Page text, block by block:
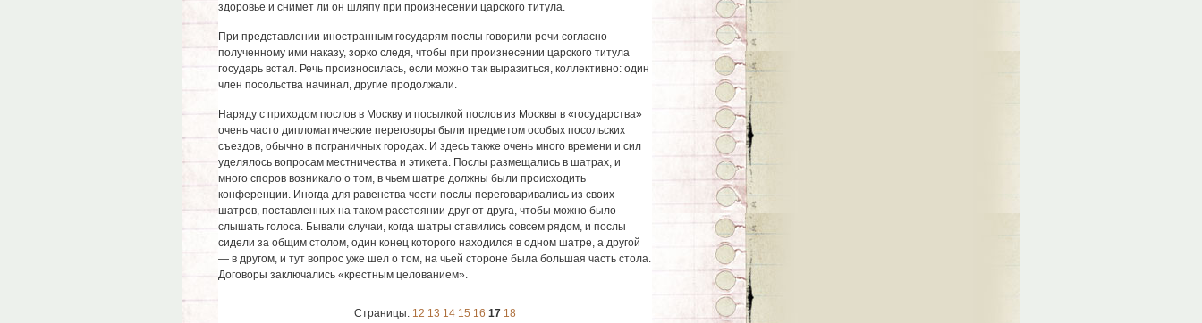
здоровье и снимет ли он шляпу при произнесении царского титула.
При представлении иностранным государям послы говорили речи согласно
полученному ими наказу, зорко следя, чтобы при произнесении царского титула
государь встал. Речь произносилась, если можно так выразиться, коллективно: один
член посольства начинал, другие продолжали.
Наряду с приходом послов в Москву и посылкой послов из Москвы в «государства»
очень часто дипломатические переговоры были предметом особых посольских
съездов, обычно в пограничных городах. И здесь также очень много времени и сил
уделялось вопросам местничества и этикета. Послы размещались в шатрах, и
много споров возникало о том, в чьем шатре должны были происходить
конференции. Иногда для равенства чести послы переговаривались из своих
шатров, поставленных на таком расстоянии друг от друга, чтобы можно было
слышать голоса. Бывали случаи, когда шатры ставились совсем рядом, и послы
сидели за общим столом, один конец которого находился в одном шатре, а другой
— в другом, и тут вопрос уже шел о том, на чьей стороне была большая часть стола.
Договоры заключались «крестным целованием».
Страницы: 12 13 14 15 16 17 18